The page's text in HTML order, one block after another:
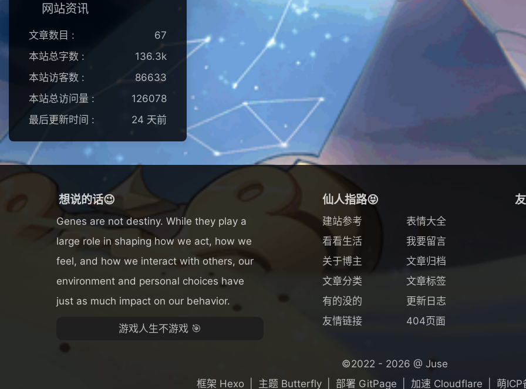
网站资讯
文章数目 :
67
本站总字数 :
136.3k
本站访客数 :
86633
本站总访问量 :
126078
最后更新时间 :
24 天前
想说的话😉
Genes are not destiny. While they play a
©2022 - 2026 @ Juse